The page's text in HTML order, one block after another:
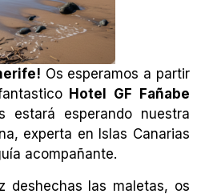
Os esperamos a partir
Hotel GF Fañabe
estará esperando nuestra
experta en Islas Canarias
acompañante.
deshechas las maletas, os